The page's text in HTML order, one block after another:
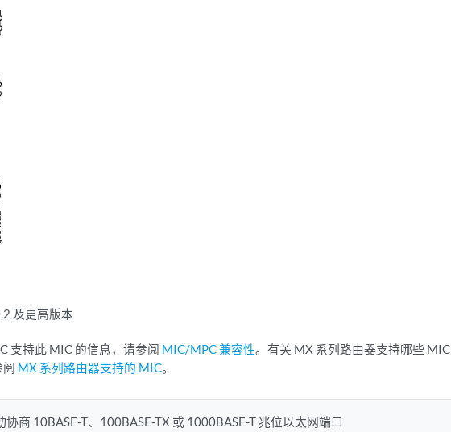
及更高版本
支持此 MIC 的信息，请参阅 MIC/MPC 兼容性。有关 MX 系列路由器支持哪些 MIC
阅 MX 系列路由器支持的 MIC。
协商 10BASE-T、100BASE-TX 或 1000BASE-T 兆位以太网端口